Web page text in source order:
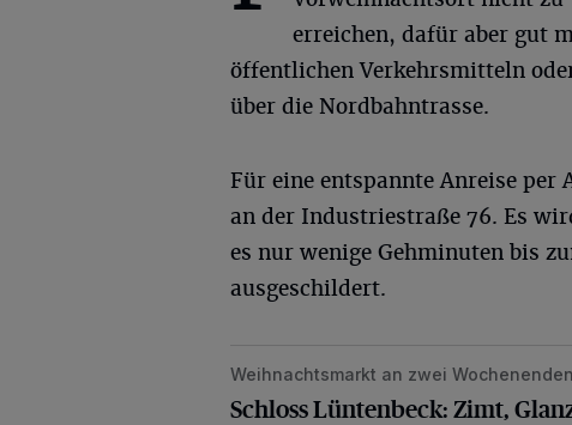
erreichen, dafür aber gut
öffentlichen Verkehrsmitteln
über die Nordbahntrasse.
Für eine entspannte Anreise
an der Industriestraße 76. Es
es nur wenige Gehminuten bis
ausgeschildert.
Schloss Lüntenbeck: Zimt, Glanz und
Weihnachtsmarkt an zwei Wochenenden
Schloss Lüntenbeck: Zimt,